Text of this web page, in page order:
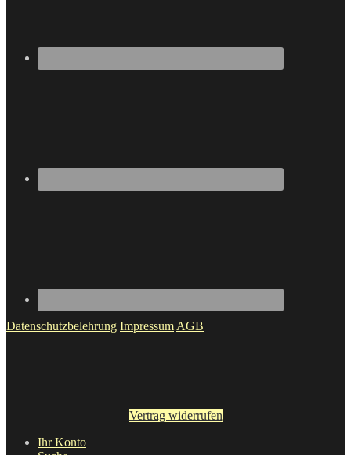
Datenschutzbelehrung Impressum AGB
Vertrag widerrufen
Ihr Konto